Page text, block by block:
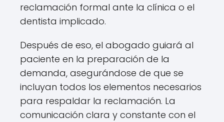
reclamación formal ante la clínica o el
dentista implicado.
Después de eso, el abogado guiará al
paciente en la preparación de la
demanda, asegurándose de que se
incluyan todos los elementos necesarios
para respaldar la reclamación. La
comunicación clara y constante con el